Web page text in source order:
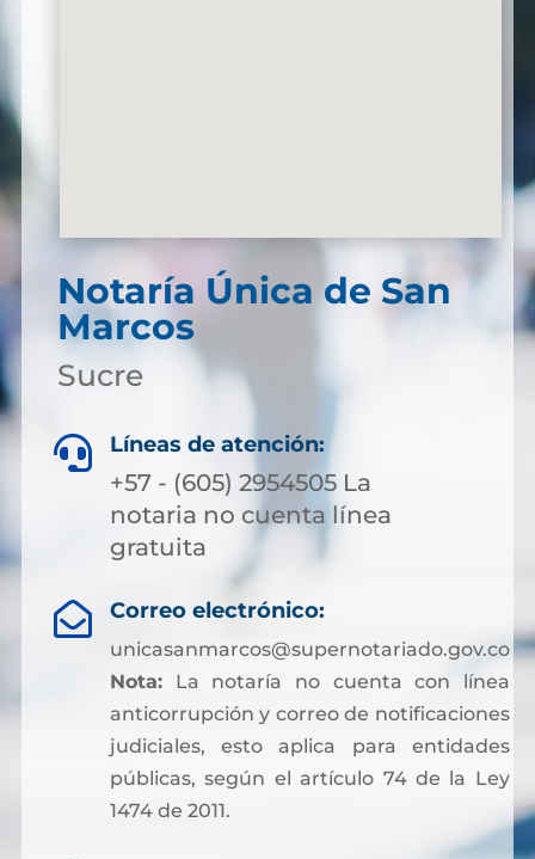
Notaría Única de San
Marcos
Sucre
 Líneas de atención:
+57 - (605) 2954505 La
notaria no cuenta línea
gratuita
 Correo electrónico:
unicasanmarcos@supernotariado.gov.co
Nota:La notaría no cuenta con línea
anticorrupción y correo de notificaciones
judiciales, esto aplica para entidades
públicas, según el artículo 74 de la Ley
1474 de 2011.